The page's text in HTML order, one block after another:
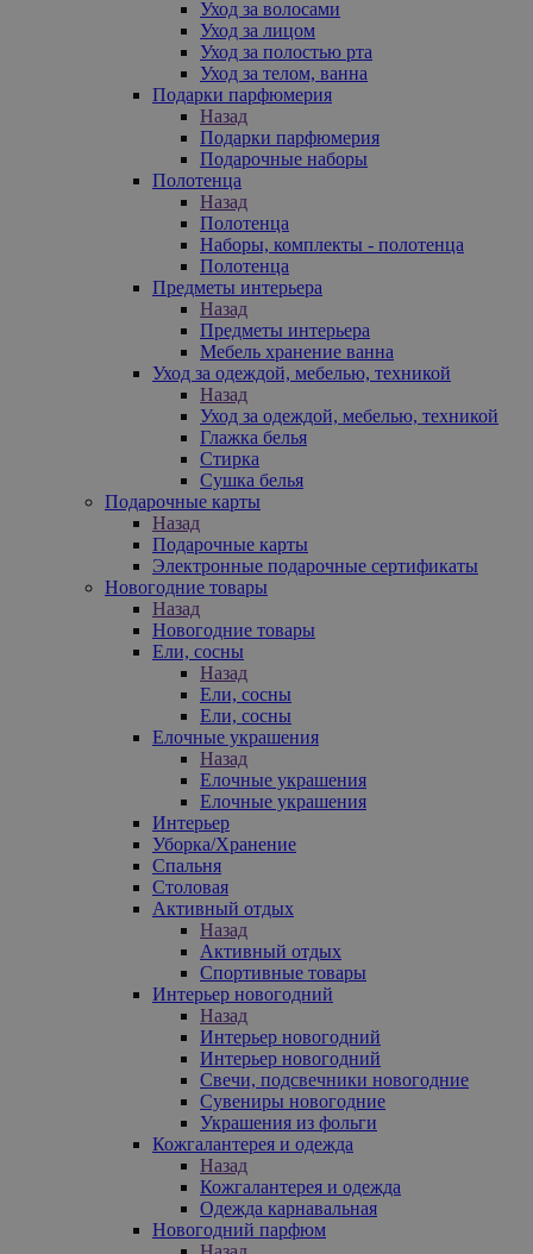
Уход за волосами
Уход за лицом
Уход за полостью рта
Уход за телом, ванна
Подарки парфюмерия
Назад
Подарки парфюмерия
Подарочные наборы
Полотенца
Назад
Полотенца
Наборы, комплекты - полотенца
Полотенца
Предметы интерьера
Назад
Предметы интерьера
Мебель хранение ванна
Уход за одеждой, мебелью, техникой
Назад
Уход за одеждой, мебелью, техникой
Глажка белья
Стирка
Сушка белья
Подарочные карты
Назад
Подарочные карты
Электронные подарочные сертификаты
Новогодние товары
Назад
Новогодние товары
Ели, сосны
Назад
Ели, сосны
Ели, сосны
Елочные украшения
Назад
Елочные украшения
Елочные украшения
Интерьер
Уборка/Хранение
Спальня
Столовая
Активный отдых
Назад
Активный отдых
Спортивные товары
Интерьер новогодний
Назад
Интерьер новогодний
Интерьер новогодний
Свечи, подсвечники новогодние
Сувениры новогодние
Украшения из фольги
Кожгалантерея и одежда
Назад
Кожгалантерея и одежда
Одежда карнавальная
Новогодний парфюм